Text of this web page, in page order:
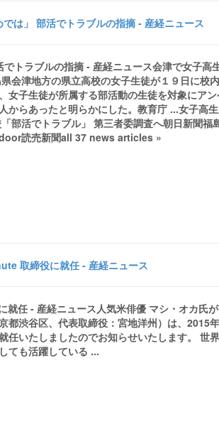
は」 部活でトラブルの指摘 - 産経ニュース
トラブルの指摘 - 産経ニュース会津で女子高
会津地方の県立高校の女子生徒が１９日に校
女子生徒が所属する部活動の生徒を対象にア
からあったと明らかにした。教育庁 ...女子高
部活でトラブル」 第三者委調査へ朝日新聞福
読売新聞all 37 news articles »
取締役に就任 - 産経ニュース
就任 - 産経ニュース人気米俳優 マシ・オカ氏
都渋谷区、代表取締役：宮地洋州）は、2015
任いたしましたのでお知らせいたします。 世
ても活躍している ...